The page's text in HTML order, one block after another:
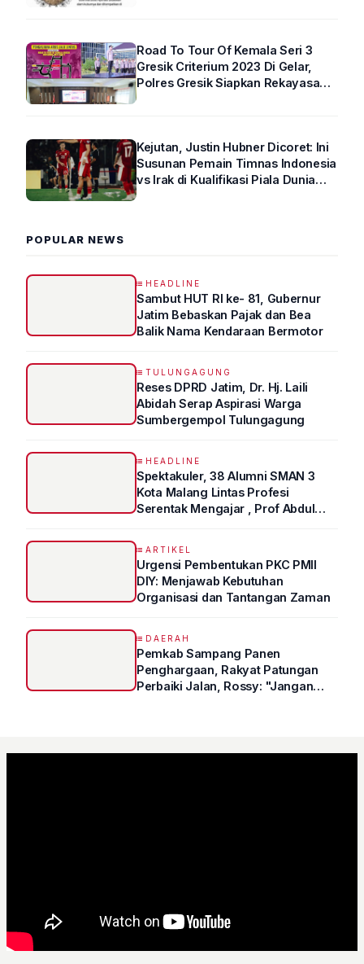
Road To Tour Of Kemala Seri 3
Gresik Criterium 2023 Di Gelar,
Polres Gresik Siapkan Rekayasa
Kejutan, Justin Hubner Dicoret: Ini
Susunan Pemain Timnas Indonesia
vs Irak di Kualifikasi Piala Dunia
POPULAR NEWS
HEADLINE
Sambut HUT RI ke- 81, Gubernur
Jatim Bebaskan Pajak dan Bea
Balik Nama Kendaraan Bermotor
TULUNGAGUNG
Reses DPRD Jatim, Dr. Hj. Laili
Abidah Serap Aspirasi Warga
Sumbergempol Tulungagung
HEADLINE
Spektakuler, 38 Alumni SMAN 3
Kota Malang Lintas Profesi
Serentak Mengajar , Prof Abdul
ARTIKEL
Urgensi Pembentukan PKC PMII
DIY: Menjawab Kebutuhan
Organisasi dan Tantangan Zaman
DAERAH
Pemkab Sampang Panen
Penghargaan, Rakyat Patungan
Perbaiki Jalan, Rossy: "Jangan